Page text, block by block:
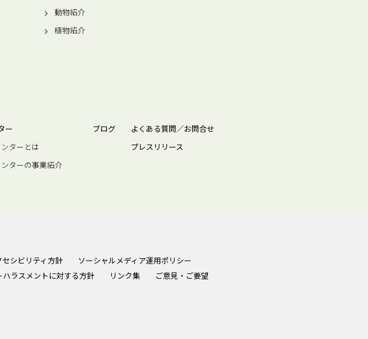
動物紹介
植物紹介
ー
ターとは
ターの事業紹介
ブログ
よくある質問／お問合せ
プレスリリース
セシビリティ方針
ソーシャルメディア運用ポリシー
ハラスメントに対する方針 リンク集 ご意見・ご要望